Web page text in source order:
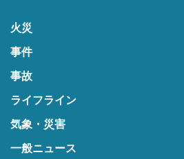
火災
事件
事故
ライフライン
気象・災害
一般ニュース